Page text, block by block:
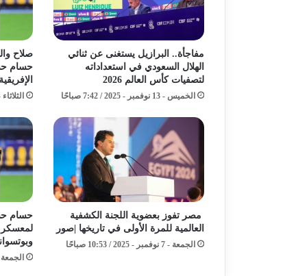
مفاجأة.. البرازيل يستغنى عن ثنائي
الهلال السعودي في استعداداته
لتصفيات كأس العالم 2026
الخميس - 13 نوفمبر - 2025 / 7:42 صباحًا
صلاح
حسام
الإفريقية
الثلاثاء - 11 نوفمبر - 2025 /
مصر تفوز بعضوية اللجنة الكشفية
العالمية للمرة الأولى في تاريخها |صور
الجمعة - 7 نوفمبر - 2025 / 10:53 صباحًا
حسام
لمعسكر
الجمعة - 7 نوفمبر - 2025 /